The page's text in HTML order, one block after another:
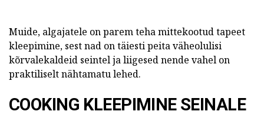
Muide, algajatele on parem teha mittekootud tapeet
kleepimine, sest nad on täiesti peita väheolulisi
kõrvalekaldeid seintel ja liigesed nende vahel on
praktiliselt nähtamatu lehed.
COOKING KLEEPIMINE SEINALE